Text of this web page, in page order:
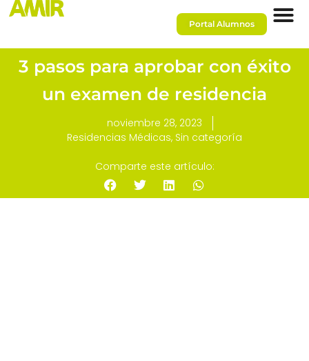
Portal Alumnos
3 pasos para aprobar con éxito
un examen de residencia
noviembre 28, 2023
Residencias Médicas, Sin categoría
Comparte este artículo: